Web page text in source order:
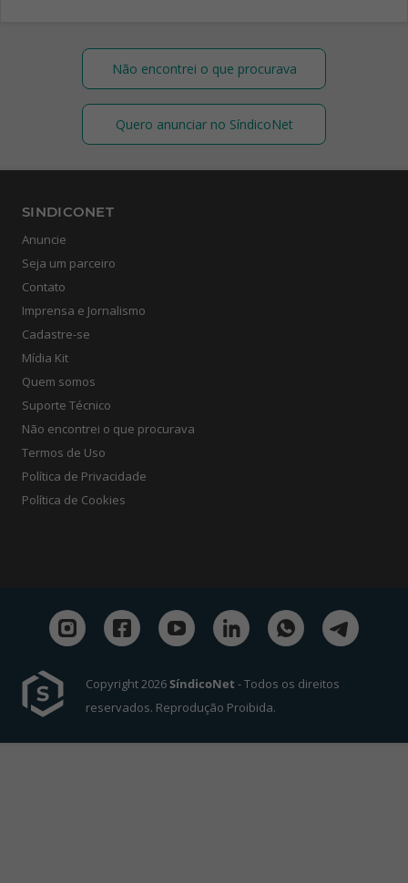
Não encontrei o que procurava
Quero anunciar no SíndicoNet
SINDICONET
Anuncie
Seja um parceiro
Contato
Imprensa e Jornalismo
Cadastre-se
Mídia Kit
Quem somos
Suporte Técnico
Não encontrei o que procurava
Termos de Uso
Política de Privacidade
Política de Cookies
Copyright 2026SíndicoNet - Todos os direitos
reservados. Reprodução Proibida.